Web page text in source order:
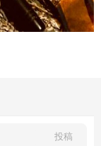
投稿